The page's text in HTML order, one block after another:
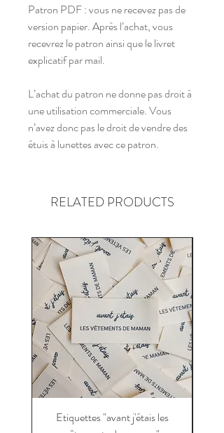
Patron PDF : vous ne recevez pas de
version papier. Après l’achat, vous
recevrez le patron ainsi que le livret
explicatif par mail.
L’achat du patron ne donne pas droit à
une utilisation commerciale. Vous
n’avez donc pas le droit de vendre des
étuis à lunettes avec ce patron.
RELATED PRODUCTS
Etiquettes "avant j'étais les